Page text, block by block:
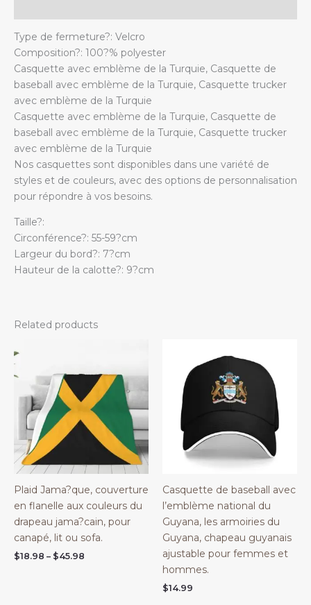
Type de fermeture?: Velcro
Composition?: 100?% polyester
Casquette avec emblème de la Turquie, Casquette de
baseball avec emblème de la Turquie, Casquette trucker
avec emblème de la Turquie
Casquette avec emblème de la Turquie, Casquette de
baseball avec emblème de la Turquie, Casquette trucker
avec emblème de la Turquie
Nos casquettes sont disponibles dans une variété de
styles et de couleurs, avec des options de personnalisation
pour répondre à vos besoins.
Taille?:
Circonférence?: 55-59?cm
Largeur du bord?: 7?cm
Hauteur de la calotte?: 9?cm
Related products
Plaid Jama?que, couverture
en flanelle aux couleurs du
drapeau jama?cain, pour
canapé, lit ou sofa.
$18.98 – $45.98
Casquette de baseball avec
l’emblème national du
Guyana, les armoiries du
Guyana, chapeau guyanais
ajustable pour femmes et
hommes.
$14.99